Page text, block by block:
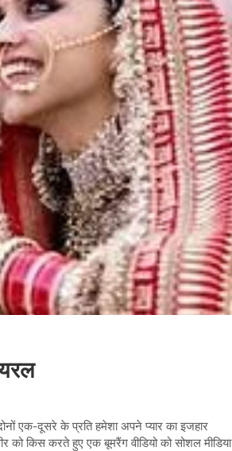
एक-दूसरे के प्रति हमेशा अपने प्यार का इजहार
किस करते हुए एक बूमरैंग वीडियो को सोशल मीडिया